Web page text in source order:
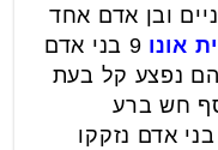
ובן אדם אחד
אונו
9 בני אדם
נפצע קל בעת
חש ברע
בני אדם נזקקו